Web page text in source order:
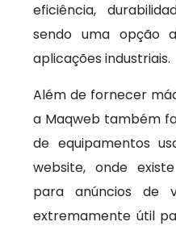
eficiência,
sendo uma opção
aplicações industriais.
Além de fornecer
a Maqweb também
de equipamentos
website, onde
para anúncios de
extremamente útil